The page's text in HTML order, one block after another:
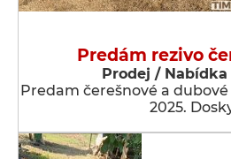
Predám rezivo
Prodej / Nabídka
Predam čerešnové a dubové
2025.